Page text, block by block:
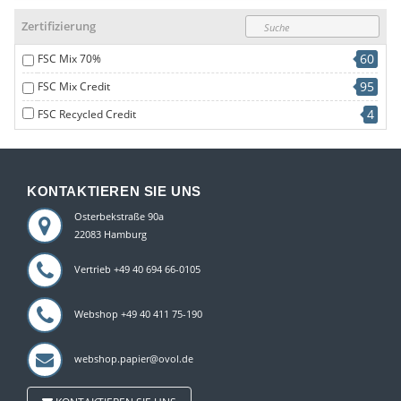
Hochweiß 10
intensives Blau 4
intensivgelb 3
intensivgrün 4
intensivorange 6
marble white
Natur
oyster
Petrolgrün
polar
Real Gold
schneeweiß
DL 62
Zertifizierung
FSC Mix 70% 60
FSC Mix Credit 95
FSC Recycled Credit 4
KONTAKTIEREN SIE UNS
Osterbekstraße 90a
22083 Hamburg
Vertrieb +49 40 694 66-0105
Webshop +49 40 411 75-190
webshop.papier@ovol.de